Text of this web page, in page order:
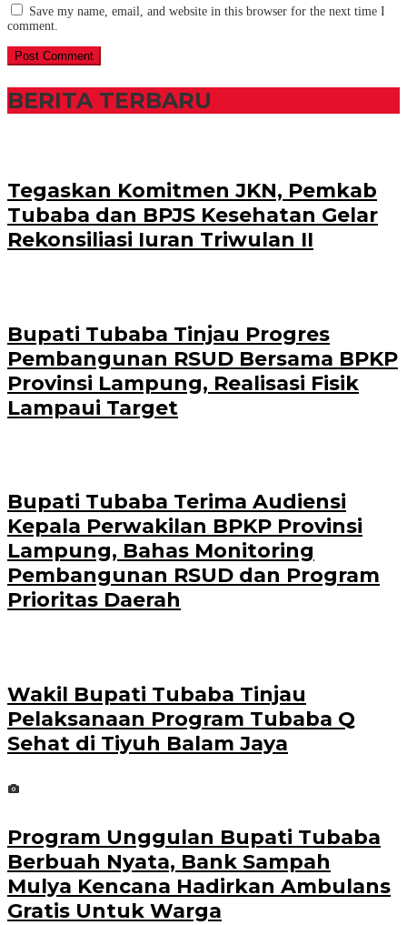
Save my name, email, and website in this browser for the next time I
comment.
BERITA TERBARU
Tegaskan Komitmen JKN, Pemkab
Tubaba dan BPJS Kesehatan Gelar
Rekonsiliasi Iuran Triwulan II
Bupati Tubaba Tinjau Progres
Pembangunan RSUD Bersama BPKP
Provinsi Lampung, Realisasi Fisik
Lampaui Target
Bupati Tubaba Terima Audiensi
Kepala Perwakilan BPKP Provinsi
Lampung, Bahas Monitoring
Pembangunan RSUD dan Program
Prioritas Daerah
Wakil Bupati Tubaba Tinjau
Pelaksanaan Program Tubaba Q
Sehat di Tiyuh Balam Jaya
Program Unggulan Bupati Tubaba
Berbuah Nyata, Bank Sampah
Mulya Kencana Hadirkan Ambulans
Gratis Untuk Warga